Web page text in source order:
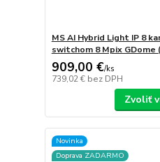
MS AI Hybrid Light IP 8
switchom 8 Mpix GDome
909,00 €/ks
739,02 € bez DPH
Zvoliť
Novinka
Doprava ZADARMO